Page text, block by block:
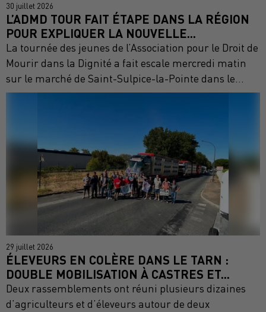
30 juillet 2026
L’ADMD TOUR FAIT ÉTAPE DANS LA RÉGION
POUR EXPLIQUER LA NOUVELLE...
La tournée des jeunes de l’Association pour le Droit de
Mourir dans la Dignité a fait escale mercredi matin
sur le marché de Saint-Sulpice-la-Pointe dans le...
29 juillet 2026
ÉLEVEURS EN COLÈRE DANS LE TARN :
DOUBLE MOBILISATION À CASTRES ET...
Deux rassemblements ont réuni plusieurs dizaines
d’agriculteurs et d’éleveurs autour de deux